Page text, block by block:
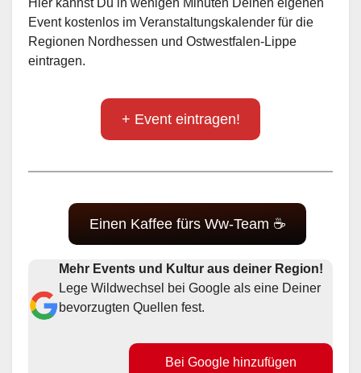
Event kostenlos im Veranstaltungskalender für die
Regionen Nordhessen und Ostwestfalen-Lippe
eintragen.
+ Event eintragen!
Einen Kaffee fürs Ww-Team ☕
Mehr Events und Kultur aus deiner Region!
Lege Wildwechsel bei Google als eine Deiner
bevorzugten Quellen fest.
Bei Google hinzufügen